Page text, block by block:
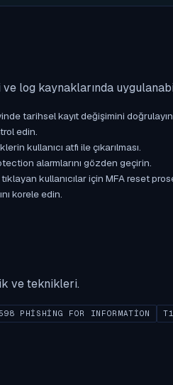
log kaynaklarında
tarihsel kayıt değişimini
edin.
kullanıcı atfı ile çıkarılması.
alarmlarını gözden geçirin.
kullanıcılar için MFA reset
korele edin.
ve teknikleri.
PHISHING FOR INFORMATION